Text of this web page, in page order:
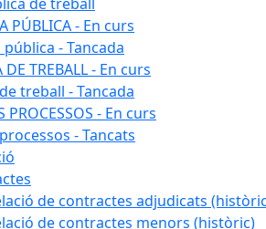
PÚBLICA - En curs
- Tancada
DE TREBALL - En curs
treball - Tancada
PROCESSOS - En curs
- Tancats
de contractes adjudicats
de contractes menors (històric)